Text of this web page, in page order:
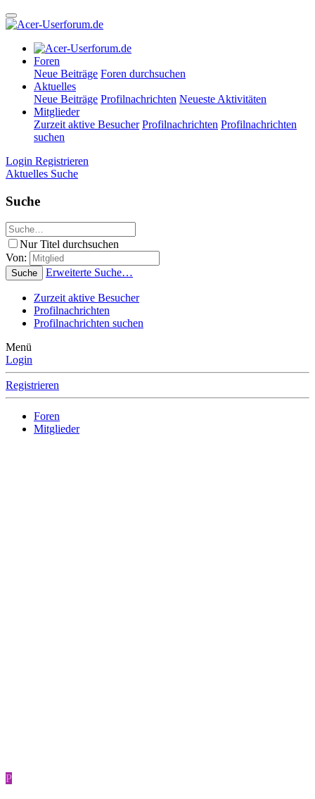
Foren
Neue Beiträge Foren durchsuchen
Aktuelles
Neue Beiträge Profilnachrichten Neueste Aktivitäten
Mitglieder
Zurzeit aktive Besucher Profilnachrichten Profilnachrichten
suchen
Login Registrieren
Aktuelles Suche
Suche
Nur Titel durchsuchen
Von:
Suche Erweiterte Suche…
Zurzeit aktive Besucher
Profilnachrichten
Profilnachrichten suchen
Menü
Login
Registrieren
Foren
Mitglieder
P